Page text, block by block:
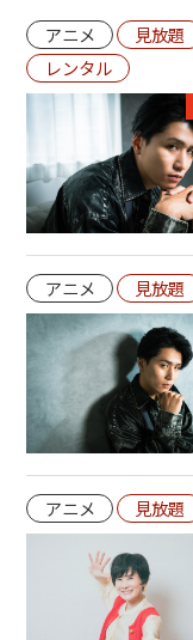
アニメ 見放題
レンタル
アニメ 見放題
アニメ 見放題